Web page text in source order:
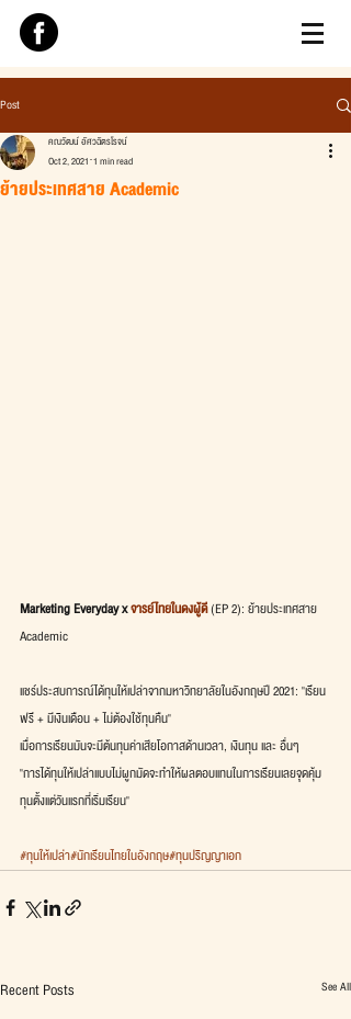
Post
ย้ายประเทศสาย Academic
คณวัฒน์ อัศวฉัตรโรจน์
Oct 2, 2021 1 min read
Marketing Everyday x จารย์ไทยในดงผู้ดี (EP 2): ย้ายประเทศสาย
Academic
แชร์ประสบการณ์ได้ทุนให้เปล่าจากมหาวิทยาลัยในอังกฤษปี 2021: "เรียน
ฟรี + มีเงินเดือน + ไม่ต้องใช้ทุนคืน"
เมื่อการเรียนมันจะมีต้นทุนค่าเสียโอกาสด้านเวลา, เงินทุน และ อื่นๆ
"การได้ทุนให้เปล่าแบบไม่ผูกมัดจะทำให้ผลตอบแทนในการเรียนเลยจุดคุ้ม
ทุนตั้งแต่วันแรกที่เริ่มเรียน"
#ทุนให้เปล่า#นักเรียนไทยในอังกฤษ#ทุนปริญญาเอก
Recent Posts See All